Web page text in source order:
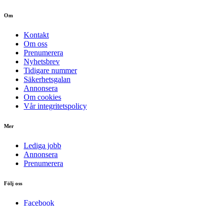
Om
Kontakt
Om oss
Prenumerera
Nyhetsbrev
Tidigare nummer
Säkerhetsgalan
Annonsera
Om cookies
Vår integritetspolicy
Mer
Lediga jobb
Annonsera
Prenumerera
Följ oss
Facebook